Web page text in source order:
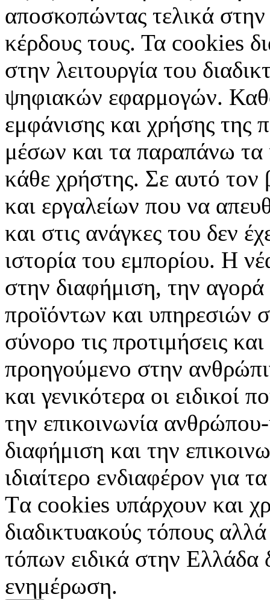
αποσκοπώντας τελικά
κέρδους τους. Τα cookies
στην λειτουργία του
ψηφιακών εφαρμογών.
εμφάνισης και χρήσης της
μέσων και τα παραπάνω τα
κάθε χρήστης. Σε αυτό
και εργαλείων που να
και στις ανάγκες του δεν
ιστορία του εμπορίου. Η
στην διαφήμιση, την
προϊόντων και υπηρεσιών
σύνορο τις προτιμήσεις
προηγούμενο στην
και γενικότερα οι ειδικοί
την επικοινωνία
διαφήμιση και την
ιδιαίτερο ενδιαφέρον για
Tα cookies υπάρχουν και
διαδικτυακούς τόπους
τόπων ειδικά στην Ελλάδα
ενημέρωση.